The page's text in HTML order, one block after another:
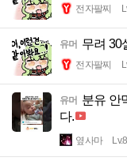
전자팔찌
유머 무려 30
전자팔찌
유머 분유 안
다.
옆사마